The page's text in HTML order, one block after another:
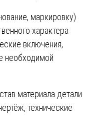
маркировку)
характера
включения,
необходимой
материала детали
технические